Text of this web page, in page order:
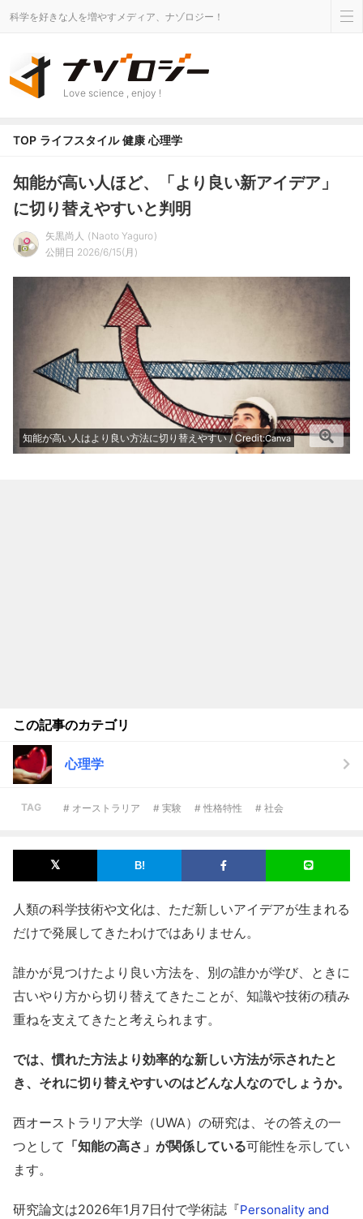
科学を好きな人を増やすメディア、ナゾロジー！
Love science , enjoy !
TOP ライフスタイル 健康 心理学
知能が高い人ほど、「より良い新アイデア」
に切り替えやすいと判明
矢黒尚人
Naoto Yaguro
公開日 2026/6/15(月)
知能が高い人はより良い方法に切り替えやすい / Credit:Canva
この記事のカテゴリ
心理学
TAG # オーストラリア # 実験 # 性格特性 # 社会
人類の科学技術や文化は、ただ新しいアイデアが生まれる
だけで発展してきたわけではありません。
誰かが見つけたより良い方法を、別の誰かが学び、ときに
古いやり方から切り替えてきたことが、知識や技術の積み
重ねを支えてきたと考えられます。
では、慣れた方法より効率的な新しい方法が示されたと
き、それに切り替えやすいのはどんな人なのでしょうか。
西オーストラリア大学（UWA）の研究は、その答えの一
つとして 「知能の高さ」が関係している可能性を示してい
ます。
研究論文は2026年1月7日付で学術誌『Personality and